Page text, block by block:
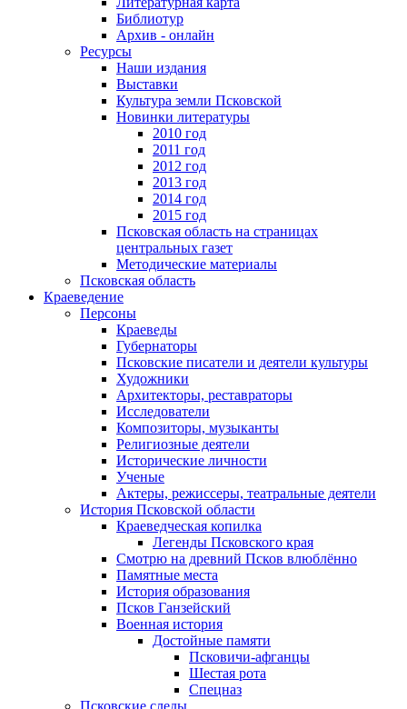
Библиотур
Архив - онлайн
Ресурсы
Наши издания
Выставки
Культура земли Псковской
Новинки литературы
2010 год
2011 год
2012 год
2013 год
2014 год
2015 год
Псковская область на страницах
центральных газет
Методические материалы
Псковская область
Краеведение
Персоны
Краеведы
Губернаторы
Псковские писатели и деятели культуры
Художники
Архитекторы, реставраторы
Исследователи
Композиторы, музыканты
Религиозные деятели
Исторические личности
Ученые
Актеры, режиссеры, театральные деятели
История Псковской области
Краеведческая копилка
Легенды Псковского края
Смотрю на древний Псков влюблённо
Памятные места
История образования
Псков Ганзейский
Военная история
Достойные памяти
Псковичи-афганцы
Шестая рота
Спецназ
Псковские следы